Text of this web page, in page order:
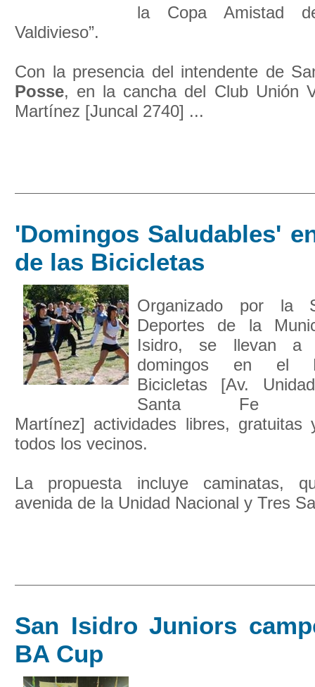
la Copa Amistad
Valdivieso”.
Con la presencia del intendente de
Posse, en la cancha del Club Unión
Martínez [Juncal 2740] ...
'Domingos Saludables'
de las Bicicletas
Organizado por la
Deportes de la
Isidro, se llevan a
domingos en el
Bicicletas [Av.
Santa Fe y
Martínez] actividades libres, gratuitas
todos los vecinos.
La propuesta incluye caminatas,
avenida de la Unidad Nacional y Tres
San Isidro Juniors
BA Cup